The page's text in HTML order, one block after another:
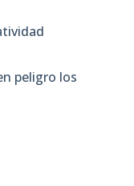
peligro los